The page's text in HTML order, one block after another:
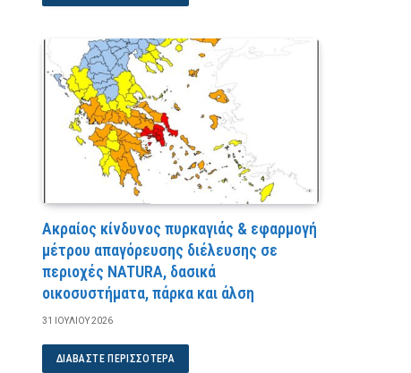
Ακραίος κίνδυνος πυρκαγιάς & εφαρμογή
μέτρου απαγόρευσης διέλευσης σε
περιοχές NATURA, δασικά
οικοσυστήματα, πάρκα και άλση
31 ΙΟΥΛΊΟΥ 2026
ΔΙΑΒΆΣΤΕ ΠΕΡΙΣΣΌΤΕΡΑ